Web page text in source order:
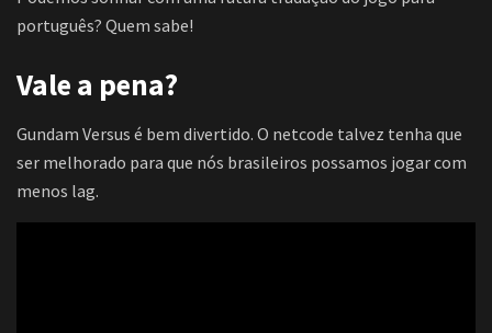
português? Quem sabe!
Vale a pena?
Gundam Versus é bem divertido. O netcode talvez tenha que
ser melhorado para que nós brasileiros possamos jogar com
menos lag.